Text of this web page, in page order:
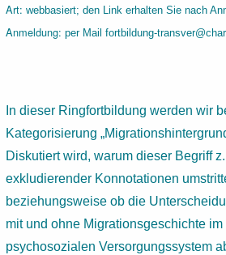
Art: webbasiert; den Link erhalten Sie nach
Anmeldung: per Mail fortbildung-
In dieser Ringfortbildung werden wir
Kategorisierung
Diskutiert wird, warum dieser Begriff
exkludierender Konnotationen
beziehungsweise ob die
mit und ohne Migrationsgeschichte
psychosozialen Versorgungssystem